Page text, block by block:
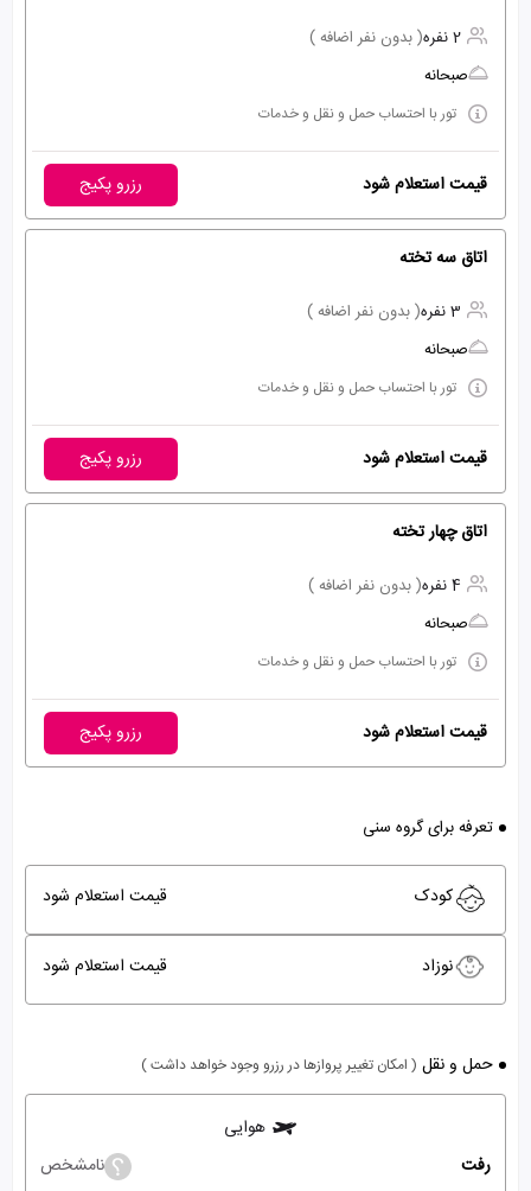
2 نفره
( بدون نفر اضافه )
صبحانه
تور با احتساب حمل و نقل و خدمات
قیمت استعلام شود رزرو پکیج
اتاق سه تخته
3 نفره
( بدون نفر اضافه )
صبحانه
تور با احتساب حمل و نقل و خدمات
قیمت استعلام شود رزرو پکیج
اتاق چهار تخته
4 نفره
( بدون نفر اضافه )
صبحانه
تور با احتساب حمل و نقل و خدمات
قیمت استعلام شود رزرو پکیج
تعرفه برای گروه سنی
کودک قیمت استعلام شود
نوزاد قیمت استعلام شود
حمل و نقل ( امکان تغییر پروازها در رزرو وجود خواهد داشت )
هوایی
رفت
نامشخص